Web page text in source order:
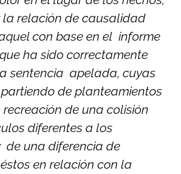
la relación de causalidad
con base en el informe
ha sido correctamente
sentencia apelada, cuyas
de planteamientos
de una colisión
diferentes a los
de una diferencia de
en relación con la